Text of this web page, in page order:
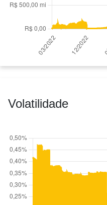
Volatilidade